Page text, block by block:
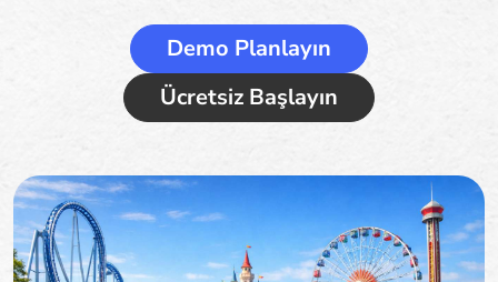
Demo Planlayın
Ücretsiz Başlayın